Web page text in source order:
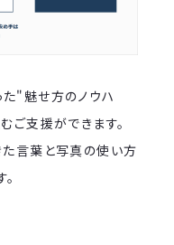
"魅せ方のノウハ
ご支援ができます。
た言葉と写真の使い方